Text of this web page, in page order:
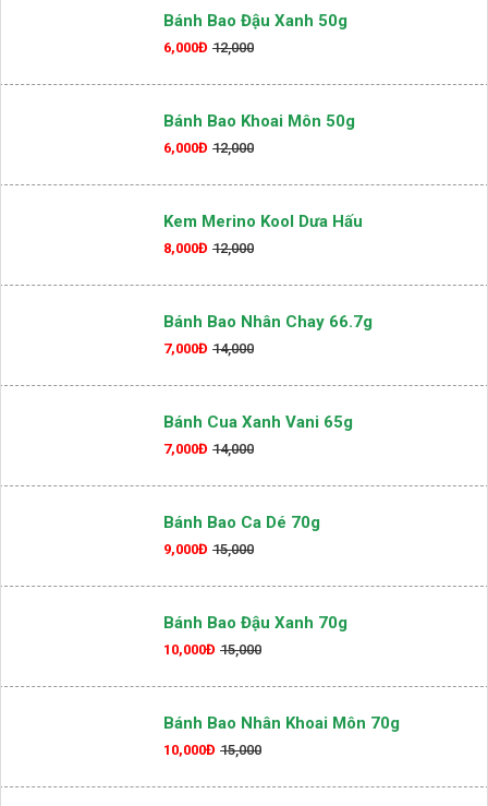
Bánh Bao Đậu Xanh 50g
6,000Đ 12,000
Bánh Bao Khoai Môn 50g
6,000Đ 12,000
Kem Merino Kool Dưa Hấu
8,000Đ 12,000
Bánh Bao Nhân Chay 66.7g
7,000Đ 14,000
Bánh Cua Xanh Vani 65g
7,000Đ 14,000
Bánh Bao Ca Dé 70g
9,000Đ 15,000
Bánh Bao Đậu Xanh 70g
10,000Đ 15,000
Bánh Bao Nhân Khoai Môn 70g
10,000Đ 15,000